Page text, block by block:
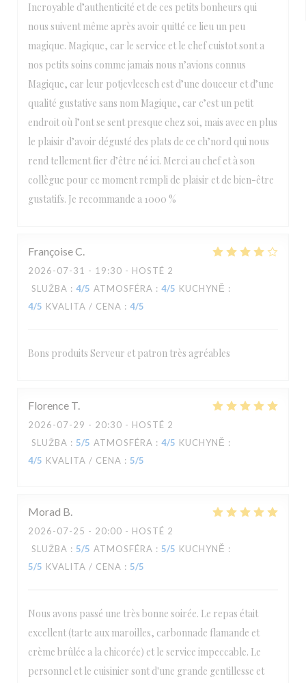
Incroyable d’authenticité et de ces petits bonheurs qui
nous suivent même après avoir quitté ce lieu un peu
magique. Magique, car le service et le chef cuistot sont a
nos petits soins comme jamais nous n’avions connus
Magique, car leur potjevleesch est d’une douceur et d’une
qualité gustative sans nom Magique, car c’est un petit
endroit où l’ont se sent presque chez soi, mais avec en plus
le plaisir d’avoir dégusté des plats de ce ch’nord qui nous
rend tellement fier d’être né ici. Merci au chef et à son
collègue pour ce moment rempli de plaisir et de bien-être
gustatifs. Je recommande a 1000 %
FrançoiseC
2026-07-31 - 19:30 - HOSTÉ 2
SLUŽBA : 4/5 ATMOSFÉRA : 4/5 KUCHYNĚ :
4/5 KVALITA / CENA : 4/5
Bons produits Serveur et patron très agréables
Florence T
2026-07-29 - 20:30 - HOSTÉ 2
SLUŽBA : 5/5 ATMOSFÉRA : 4/5 KUCHYNĚ :
4/5 KVALITA / CENA : 5/5
Morad B
2026-07-25 - 20:00 - HOSTÉ 2
SLUŽBA : 5/5 ATMOSFÉRA : 5/5 KUCHYNĚ :
5/5 KVALITA / CENA : 5/5
Nous avons passé une très bonne soirée. Le repas était
excellent (tarte aux maroilles, carbonnade flamande et
crème brûlée a la chicorée) et le service impeccable. Le
personnel et le cuisinier sont d'une grande gentillesse et